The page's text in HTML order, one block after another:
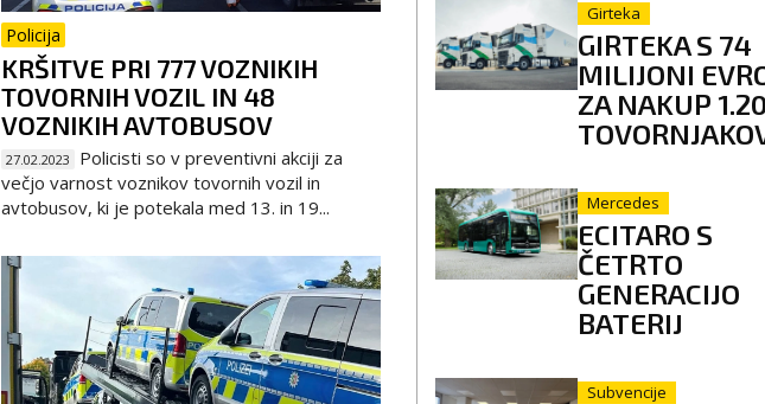
Policija
KRŠITVE PRI 777 VOZNIKIH
TOVORNIH VOZIL IN 48
VOZNIKIH AVTOBUSOV
27.02.2023
Policisti so v preventivni akciji za
večjo varnost voznikov tovornih vozil in
avtobusov, ki je potekala med 13. in 19...
Girteka
GIRTEKA S 74
MILIJONI
ZA NAKUP
Mercedes
ECITARO S
ČETRTO
GENERACIJO
BATERIJ
Subvencije